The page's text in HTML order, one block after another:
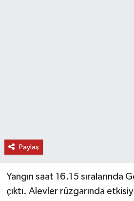
Paylaş
Yangın saat 16.15 sıralarında
çıktı. Alevler rüzgarında
YAZARLAR
RESMİ İLAN
MAGAZİN